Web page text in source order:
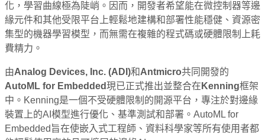
化，學習曲線極為陡峭。因而，開發者希望能在微控制器等邊
緣元件和其他受限平台上輕鬆地建構和部署性能穩健、資源密
集型的機器學習模型，而無需在複雜的程式碼或硬體限制上耗
費精力。
由Analog Devices, Inc. (ADI)和Antmicro共同開發的
AutoML for Embedded現已正式推出並整合在 Kenning框架
中。Kenning是一個不受硬體限制的開源平台，專注於對邊緣
裝置上的AI模型進行優化、基準測試和部署。AutoML for
Embedded旨在使嵌入式工程師、資料科學家等所有使用者都